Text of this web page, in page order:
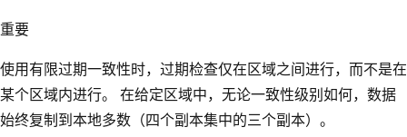
重要
使用有限过期一致性时，过期检查仅在区域之间进行，而不是在
某个区域内进行。 在给定区域中，无论一致性级别如何，数据
始终复制到本地多数（四个副本集中的三个副本）。